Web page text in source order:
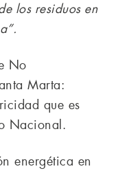
los residuos en
No
Marta:
que es
Nacional.
energética en